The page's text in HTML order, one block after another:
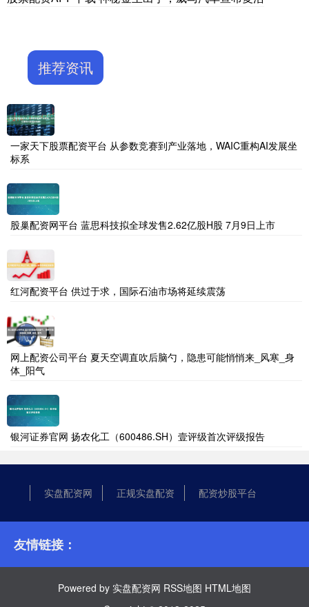
推荐资讯
一家天下股票配资平台 从参数竞赛到产业落地，WAIC重构AI发展坐
标系
股巢配资网平台 蓝思科技拟全球发售2.62亿股H股 7月9日上市
红河配资平台 供过于求，国际石油市场将延续震荡
网上配资公司平台 夏天空调直吹后脑勺，隐患可能悄悄来_风寒_身
体_阳气
银河证券官网 扬农化工（600486.SH）壹评级首次评级报告
实盘配资网 正规实盘配资 配资炒股平台
友情链接：
Powered by 实盘配资网 RSS地图 HTML地图